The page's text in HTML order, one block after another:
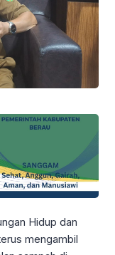
Hidup dan
mengambil